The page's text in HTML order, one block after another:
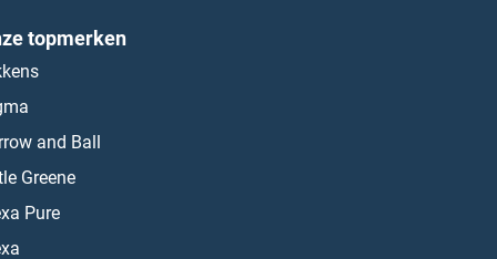
topmerken
and Ball
Greene
Pure